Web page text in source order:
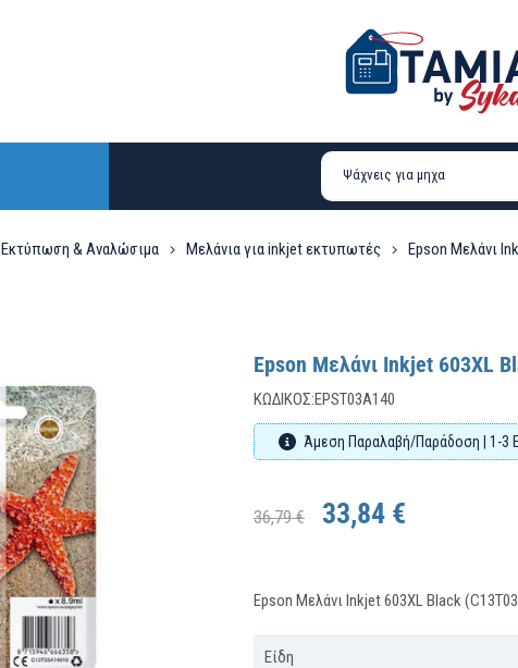
Εκτύπωση & Αναλώσιμα Μελάνια για inkjet εκτυπωτές Epson Μελάνι
Epson Μελάνι Inkjet 603XL
ΚΩΔΙΚΌΣ:EPST03A140
Άμεση Παραλαβή/Παράδοση | 1-3
36,79 € 33,84 €
Epson Μελάνι Inkjet 603XL Black
Είδη